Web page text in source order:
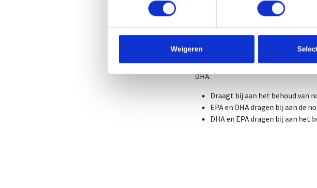
Weigeren
Ingrediënten per dagportie
Omega-3 visolie 450 mg (waarvan
E422, omhulling: gelatine.
DHA:
Draagt bij aan het behoud van
EPA en DHA dragen bij aan de
DHA en EPA dragen bij aan het